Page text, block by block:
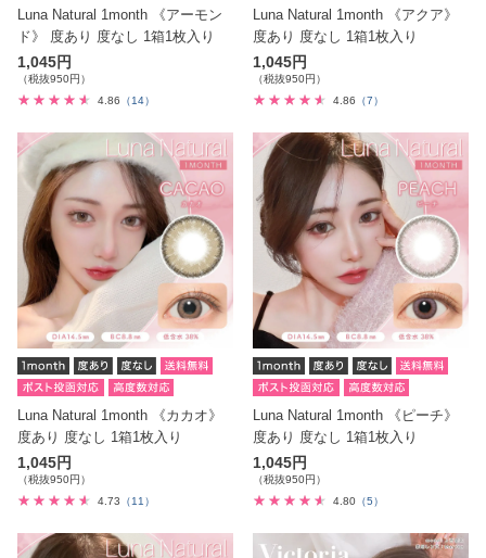
Luna Natural 1month 《アーモン
ド》 度あり 度なし 1箱1枚入り
1,045円
（税抜950円）
4.86 （14）
Luna Natural 1month 《アクア》
度あり 度なし 1箱1枚入り
1,045円
（税抜950円）
4.86
（7）
Luna Natural 1month 《カカオ》
度あり 度なし 1箱1枚入り
1,045円
（税抜950円）
4.73 （11）
Luna Natural 1month 《ピーチ》
度あり 度なし 1箱1枚入り
1,045円
（税抜950円）
4.80 （5）